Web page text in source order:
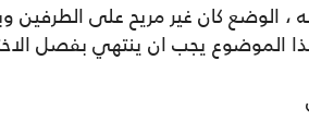
كان غير مريح على الطرفين
الموضوع يجب ان ينتهي بفصل